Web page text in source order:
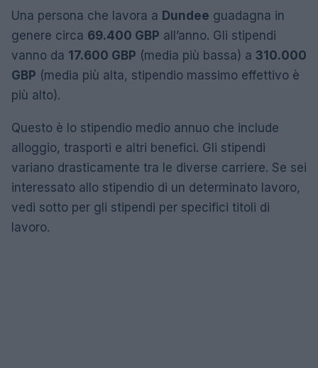
Una persona che lavora a Dundee guadagna in
genere circa 69.400 GBP all’anno. Gli stipendi
vanno da 17.600 GBP (media più bassa) a 310.000
GBP (media più alta, stipendio massimo effettivo è
più alto).
Questo è lo stipendio medio annuo che include
alloggio, trasporti e altri benefici. Gli stipendi
variano drasticamente tra le diverse carriere. Se sei
interessato allo stipendio di un determinato lavoro,
vedi sotto per gli stipendi per specifici titoli di
lavoro.